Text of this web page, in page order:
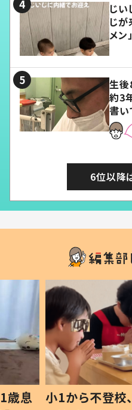
じ
じが
メン
生後
約3
書い
6位以降
歳息
小1から不登校